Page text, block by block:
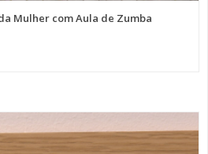
Mulher com Aula de Zumba